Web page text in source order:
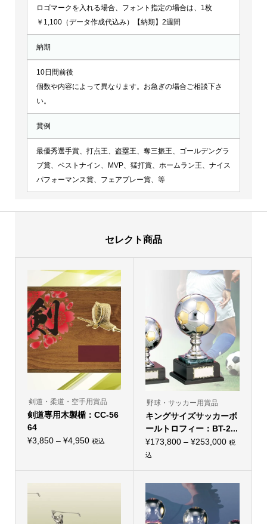
ロゴマークを入れる場合、フォント指定の場合は、1枚
￥1,100（データ作成代込み）【納期】2週間
納期
10日間前後
個数や内容によって異なります。お急ぎの場合ご相談下さ
い。
賞例
最優秀選手賞、打点王、盗塁王、奪三振王、ゴールデングラ
ブ賞、ベストナイン、MVP、猛打賞、ホームラン王、ナイス
パフォーマンス賞、フェアプレー賞、等
セレクト商品
剣道・柔道・空手用賞品
剣道専用木製楯：CC-56
64
¥3,850 – ¥4,950価税込
品
野球・サッカー用賞品
キングサイズサッカーボ
ールトロフィー：BT-2...
¥173,800 – ¥253,000価
税
込
の
に
は
複
数